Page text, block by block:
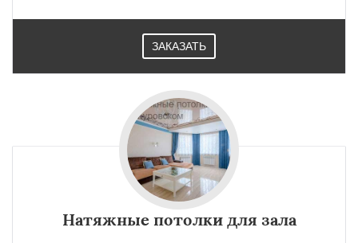
ЗАКАЗАТЬ
Натяжные потолки для зала